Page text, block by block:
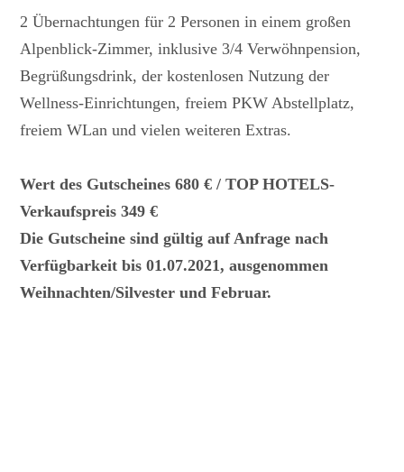
2 Übernachtungen für 2 Personen in einem großen
Alpenblick-Zimmer, inklusive 3/4 Verwöhnpension,
Begrüßungsdrink, der kostenlosen Nutzung der
Wellness-Einrichtungen, freiem PKW Abstellplatz,
freiem WLan und vielen weiteren Extras.
Wert des Gutscheines 680 € / TOP HOTELS-
Verkaufspreis 349 €
Die Gutscheine sind gültig auf Anfrage nach
Verfügbarkeit bis 01.07.2021, ausgenommen
Weihnachten/Silvester und Februar.